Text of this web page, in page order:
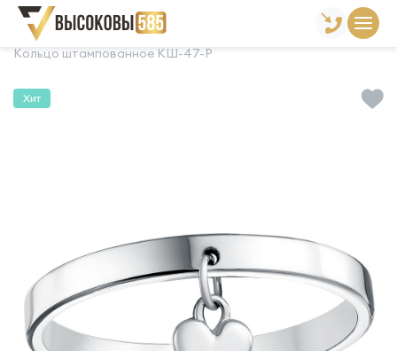
Главная Склад готовой продукции
Кольцо штампованное КШ-47-Р
Хит